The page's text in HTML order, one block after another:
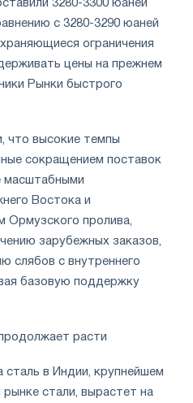
3280-3300 юаней
с 3280-3290 юаней
ограничения
цены на прежнем
Рынки быстрого
что высокие темпы
сокращением поставок
масштабными
Востока и
пролива,
зарубежных заказов,
слябов с внутреннего
базовую поддержку
расти
в Индии, крупнейшем
стали, вырастет на